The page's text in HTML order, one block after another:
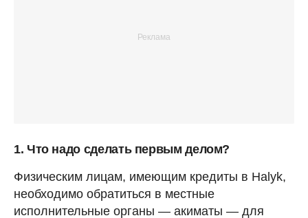
1. Что надо сделать первым делом?
Физическим лицам, имеющим кредиты в Halyk,
необходимо обратиться в местные
исполнительные органы — акиматы — для